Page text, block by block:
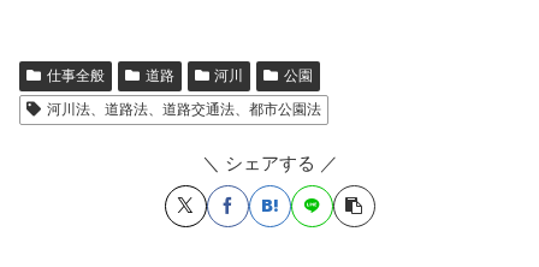
仕事全般 道路 河川
公園
河川法、道路法、道路交通法、都市公園法
＼ シェアする ／